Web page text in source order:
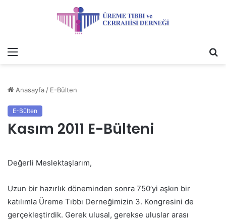
Menü
Anasayfa/ E-Bülten
E-Bülten
Kasım 2011 E-Bülteni
Değerli Meslektaşlarım,
Uzun bir hazırlık döneminden sonra 750’yi aşkın bir
katılımla Üreme Tıbbı Derneğimizin 3. Kongresini de
gerçekleştirdik. Gerek ulusal, gerekse uluslar arası